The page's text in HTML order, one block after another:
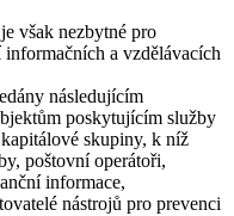
však nezbytné pro
a vzdělávacích
následujícím
poskytujícím služby
skupiny, k níž
poštovní operátoři,
informace,
nástrojů pro prevenci